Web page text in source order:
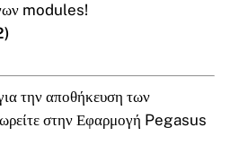
modules!
την αποθήκευση των
στην Εφαρμογή Pegasus